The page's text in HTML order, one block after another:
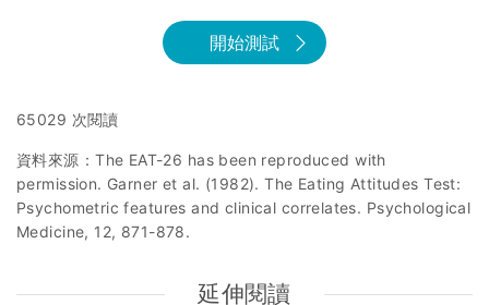
開始測試
65029 次閱讀
資料來源：The EAT-26 has been reproduced with
permission. Garner et al. (1982). The Eating Attitudes Test:
Psychometric features and clinical correlates. Psychological
Medicine, 12, 871-878.
延伸閱讀